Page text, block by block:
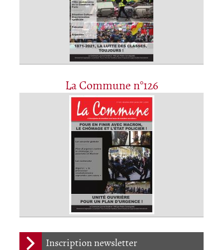
La Commune n°126
Inscription newsletter